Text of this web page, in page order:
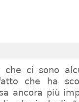
che ci sono
che ha
ancora più